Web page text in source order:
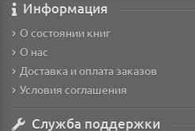
Информация
О состоянии книг
О нас
Доставка и оплата заказов
Условия соглашения
Служба поддержки